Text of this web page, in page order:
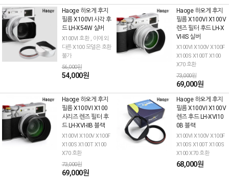
Haoge 하오게 후지
필름 X100VI 사각 후
드 LH-X54W 실버
X100VI 호환 , 이에 외
다른 X100 모델은 호환
불가
56,000원
54,000원
Haoge 하오게 후지
필름 X100VI X100V
렌즈 필터 후드 LH-X
VI-IIS 실버
X100VI X100V X100F
X100S X100T X100
X70 호환
73,000원
69,000원
Haoge 하오게 후지
필름 X100VI X100
시리즈 렌즈 필터 후
드 LH-XVI-IIB 블랙
X100VI X100V X100F
X100S X100T X100
X70 호환
73,000원
69,000원
Haoge 하오게 후지
필름 X100VI X100V
렌즈 후드 LH-XVI10
0B 블랙
X100VI X100V X100F
X100S X100T X100S
X100 X70 호환
68,000원